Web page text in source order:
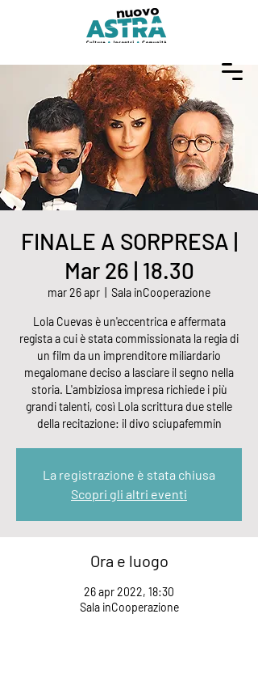
FINALE A SORPRESA |
Mar 26 | 18.30
mar 26 apr Sala inCooperazione
Lola Cuevas è un'eccentrica e affermata
regista a cui è stata commissionata la regia di
un film da un imprenditore miliardario
megalomane deciso a lasciare il segno nella
storia. L'ambiziosa impresa richiede i più
grandi talenti, così Lola scrittura due stelle
della recitazione: il divo sciupafemmin
La registrazione è stata chiusa
Scopri gli altri eventi
Ora e luogo
26 apr 2022, 18:30
Sala inCooperazione